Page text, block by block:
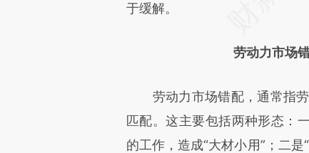
于缓解。
劳动力市场
劳动力市场错配，通常指劳
匹配。这主要包括两种形态：
的工作，造成“大材小用”；二